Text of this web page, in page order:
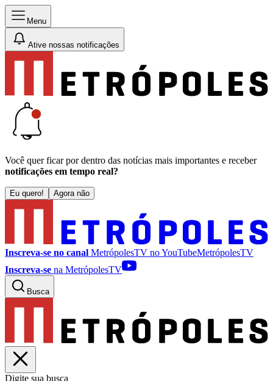
Menu
Ative nossas notificações
Você quer ficar por dentro das notícias mais importantes e receber
notificações em tempo real?
Eu quero! Agora não
Inscreva-se no canal MetrópolesTV noYouTubeMetrópolesTV
Inscreva-se na MetrópolesTV
Busca
Digite sua busca